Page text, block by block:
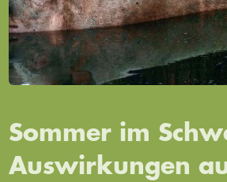
Sommer im
Auswirkungen